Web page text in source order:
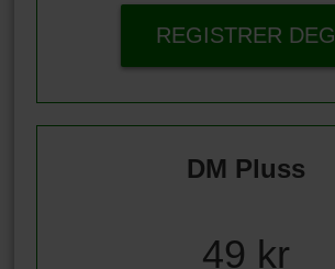
REGISTRER DEG
DM Pluss
49 kr